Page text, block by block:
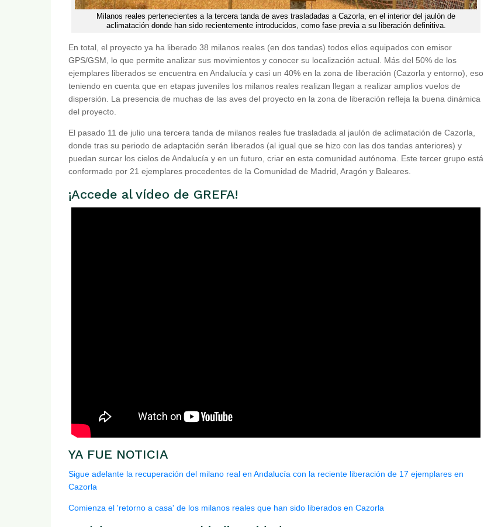
Milanos reales pertenecientes a la tercera tanda de aves trasladadas a Cazorla, en el interior del jaulón de
aclimatación donde han sido recientemente introducidos, como fase previa a su liberación definitiva.
En total, el proyecto ya ha liberado 38 milanos reales (en dos tandas) todos ellos equipados con emisor
GPS/GSM, lo que permite analizar sus movimientos y conocer su localización actual. Más del 50% de los
ejemplares liberados se encuentra en Andalucía y casi un 40% en la zona de liberación (Cazorla y entorno), eso
teniendo en cuenta que en etapas juveniles los milanos reales realizan llegan a realizar amplios vuelos de
dispersión. La presencia de muchas de las aves del proyecto en la zona de liberación refleja la buena dinámica
del proyecto.
El pasado 11 de julio una tercera tanda de milanos reales fue trasladada al jaulón de aclimatación de Cazorla,
donde tras su periodo de adaptación serán liberados (al igual que se hizo con las dos tandas anteriores) y
puedan surcar los cielos de Andalucía y en un futuro, criar en esta comunidad autónoma. Este tercer grupo está
conformado por 21 ejemplares procedentes de la Comunidad de Madrid, Aragón y Baleares.
¡Accede al vídeo de GREFA!
YA FUE NOTICIA
Sigue adelante la recuperación del milano real en Andalucía con la reciente liberación de 17 ejemplares en
Cazorla
Comienza el 'retorno a casa' de los milanos reales que han sido liberados en Cazorla